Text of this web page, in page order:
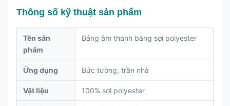
Thông số kỹ thuật sản phẩm
Tên sản
phẩm
Bảng âm thanh bằng sợi polyester
Ứng dụng Bức tường, trần nhà
Vật liệu 100% sợi polyester